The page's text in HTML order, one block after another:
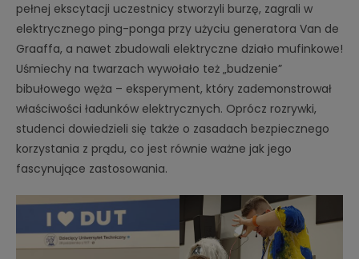
pełnej ekscytacji uczestnicy stworzyli burzę, zagrali w
elektrycznego ping-ponga przy użyciu generatora Van de
Graaffa, a nawet zbudowali elektryczne działo mufinkowe!
Uśmiechy na twarzach wywołało też „budzenie”
bibułowego węża – eksperyment, który zademonstrował
właściwości ładunków elektrycznych. Oprócz rozrywki,
studenci dowiedzieli się także o zasadach bezpiecznego
korzystania z prądu, co jest równie ważne jak jego
fascynujące zastosowania.